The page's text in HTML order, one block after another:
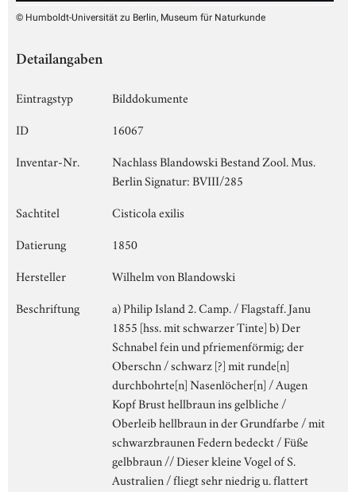
© Humboldt-Universität zu Berlin, Museum für Naturkunde
Detailangaben
Eintragstyp
Bilddokumente
ID
16067
Inventar-Nr.
Nachlass Blandowski Bestand Zool. Mus.
Berlin Signatur: BVIII/285
Sachtitel
Cisticola exilis
Datierung
1850
Hersteller
Wilhelm von Blandowski
Beschriftung
a) Philip Island 2. Camp. / Flagstaff. Janu
1855 [hss. mit schwarzer Tinte] b) Der
Schnabel fein und pfriemenförmig; der
Oberschn / schwarz [?] mit runde[n]
durchbohrte[n] Nasenlöcher[n] / Augen
Kopf Brust hellbraun ins gelbliche /
Oberleib hellbraun in der Grundfarbe / mit
schwarzbraunen Federn bedeckt / Füße
gelbbraun // Dieser kleine Vogel of S.
Australien / fliegt sehr niedrig u. flattert